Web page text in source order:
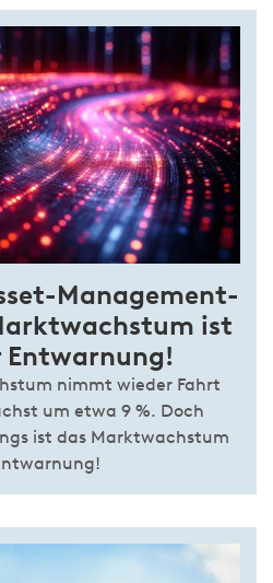
Management-
ist
Entwarnung!
nimmt wieder Fahrt
um etwa 9 %. Doch
ist das Marktwachstum